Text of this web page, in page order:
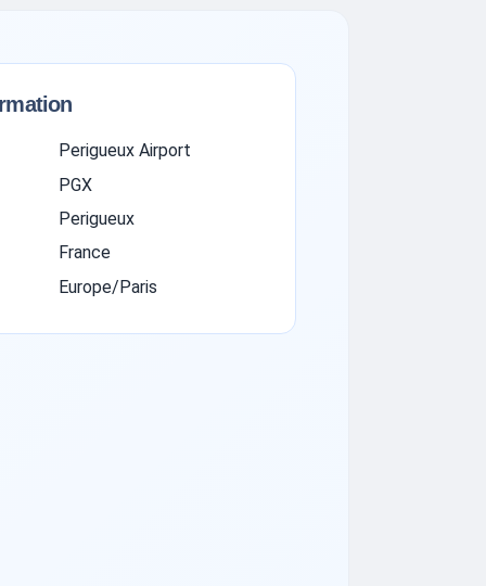
Perigueux Airport
PGX
Perigueux
France
Europe/Paris